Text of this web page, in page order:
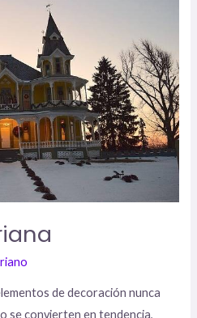
de decoración nunca
se convierten en tendencia,